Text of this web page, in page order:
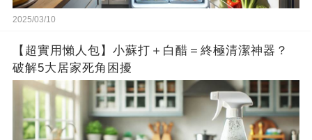
2025/03/10
【超實用懶人包】小蘇打＋白醋＝終極清潔神器？
破解5大居家死角困擾